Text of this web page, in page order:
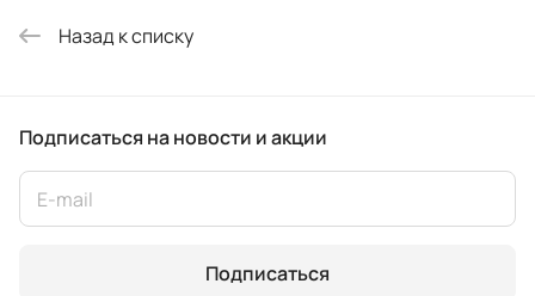
Назад к списку
Подписаться на новости и акции
Подписаться